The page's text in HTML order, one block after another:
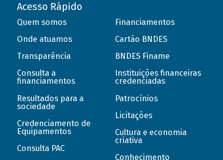
Acesso Rápido
Quem somos
Onde atuamos
Transparência
Consulta a
financiamentos
Resultados para a
sociedade
Credenciamento de
Equipamentos
Consulta PAC
Financiamentos
Cartão BNDES
BNDES Finame
Instituições financeiras
credenciadas
Patrocínios
Licitações
Cultura e economia
criativa
Conhecimento